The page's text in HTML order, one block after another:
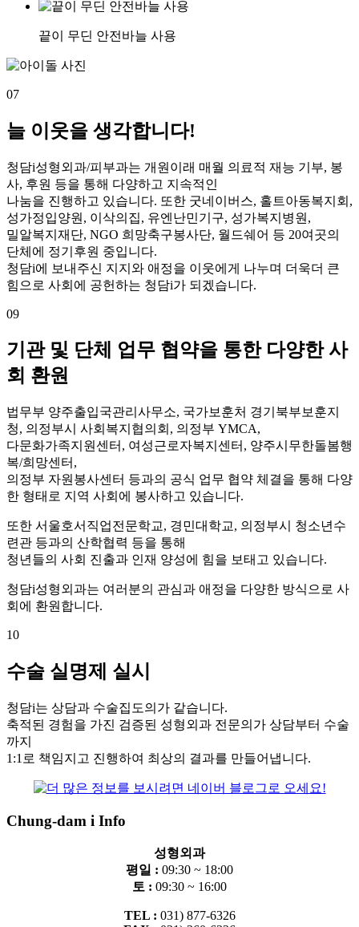
끝이 무딘 안전바늘 사용
07
늘 이웃을 생각합니다!
청담i성형외과/피부과는 개원이래 매월 의료적 재능 기부, 봉
사, 후원 등을 통해 다양하고 지속적인
나눔을 진행하고 있습니다. 또한 굿네이버스, 홀트아동복지회,
성가정입양원, 이삭의집, 유엔난민기구, 성가복지병원,
밀알복지재단, NGO 희망축구봉사단, 월드쉐어 등 20여곳의
단체에 정기후원 중입니다.
청담i에 보내주신 지지와 애정을 이웃에게 나누며 더욱더 큰
힘으로 사회에 공헌하는 청담i가 되겠습니다.
09
기관 및 단체 업무 협약을 통한 다양한 사
회 환원
법무부 양주출입국관리사무소, 국가보훈처 경기북부보훈지
청, 의정부시 사회복지협의회, 의정부 YMCA,
다문화가족지원센터, 여성근로자복지센터, 양주시무한돌봄행
복/희망센터,
의정부 자원봉사센터 등과의 공식 업무 협약 체결을 통해 다양
한 형태로 지역 사회에 봉사하고 있습니다.
또한 서울호서직업전문학교, 경민대학교, 의정부시 청소년수
련관 등과의 산학협력 등을 통해
청년들의 사회 진출과 인재 양성에 힘을 보태고 있습니다.
청담i성형외과는 여러분의 관심과 애정을 다양한 방식으로 사
회에 환원합니다.
10
수술 실명제 실시
청담i는 상담과 수술집도의가 같습니다.
축적된 경험을 가진 검증된 성형외과 전문의가 상담부터 수술
까지
1:1로 책임지고 진행하여 최상의 결과를 만들어냅니다.
Chung-dam i Info
성형외과
평일 : 09:30 ~ 18:00
토 : 09:30 ~ 16:00
TEL : 031) 877-6326